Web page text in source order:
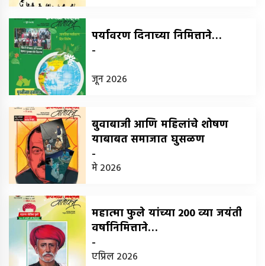
पर्यावरण दिनाच्या निमित्ताने…
-
जून 2026
बुवाबाजी आणि महिलांचे शोषण
याबाबत समाजात घुसळण
-
मे 2026
महात्मा फुले यांच्या 200 व्या जयंती
वर्षानिमित्ताने…
-
एप्रिल 2026